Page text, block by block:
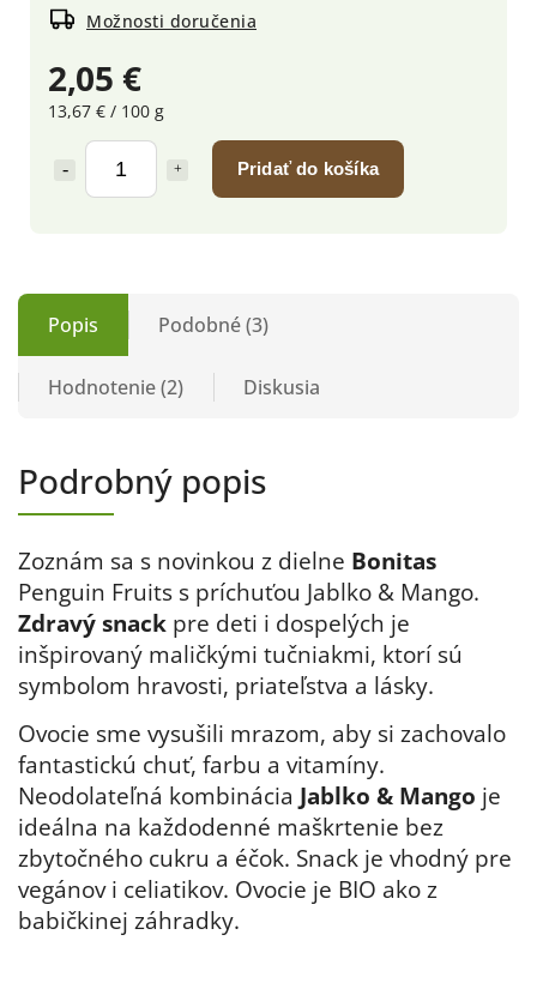
2,05 €
13,67 € / 100 g
Pridať do košíka
Možnosti doručenia
Popis Podobné (3)
Hodnotenie (2) Diskusia
Podrobný popis
Zoznám sa s novinkou z dielne Bonitas
Penguin Fruits s príchuťou Jablko & Mango.
Zdravý snack pre deti i dospelých je
inšpirovaný maličkými tučniakmi, ktorí sú
symbolom hravosti, priateľstva a lásky.
Ovocie sme vysušili mrazom, aby si zachovalo
fantastickú chuť, farbu a vitamíny.
Neodolateľná kombinácia Jablko & Mango je
ideálna na každodenné maškrtenie bez
zbytočného cukru a éčok. Snack je vhodný pre
vegánov i celiatikov. Ovocie je BIO ako z
babičkinej záhradky.